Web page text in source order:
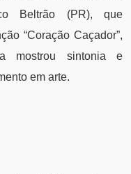
Beltrão (PR), que
“Coração Caçador”,
mostrou sintonia e
em arte.